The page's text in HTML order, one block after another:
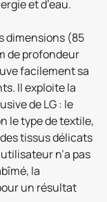
et d’eau.
dimensions (85
de profondeur
facilement sa
Il exploite la
de LG : le
le type de textile,
tissus délicats
n’a pas
la
un résultat